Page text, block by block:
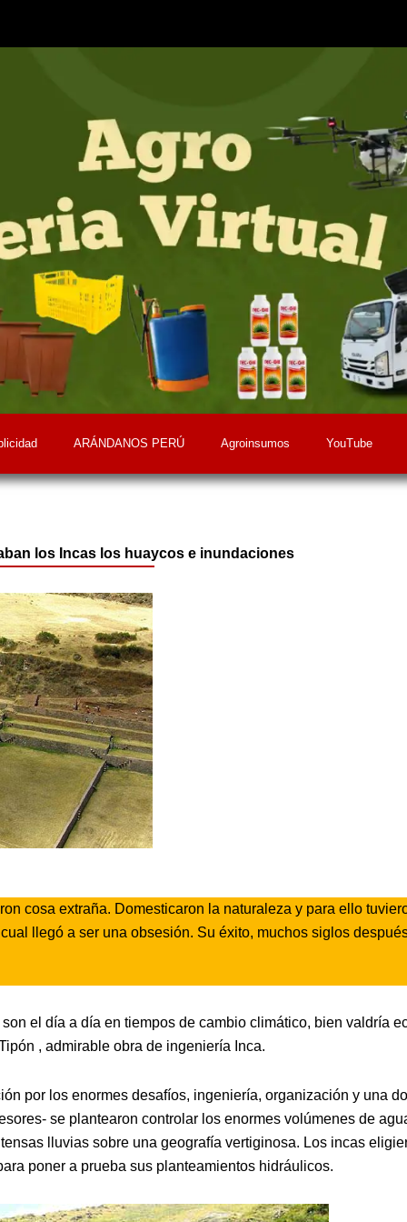
ARÁNDANOS PERÚ Agroinsumos YouTube
los Incas los huaycos e inundaciones
cosa extraña. Domesticaron la naturaleza y para ello
llegó a ser una obsesión. Su éxito, muchos siglos
el día a día en tiempos de cambio climático, bien valdría
, admirable obra de ingeniería Inca.
por los enormes desafíos, ingeniería, organización y una
se plantearon controlar los enormes volúmenes de
lluvias sobre una geografía vertiginosa. Los incas
poner a prueba sus planteamientos hidráulicos.